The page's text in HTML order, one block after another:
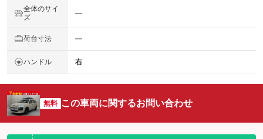
全体のサイ
ズ
―
荷台寸法 ―
ハンドル 右
無料 この車両に関するお問い合わせ